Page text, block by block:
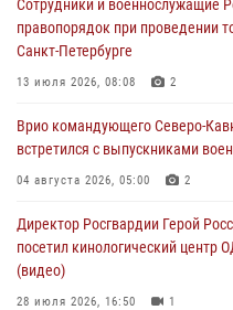
09 августа 2026, 05:00
В регионах Урала бойцам
тиражи газет
Всероссийская ведомственная
проходит в Сибири
Сотрудники и военнослужащие
правопорядок при проведении
Санкт-Петербурге
13 июля 2026, 08:08 2
Врио командующего Северо-
встретился с выпускниками
04 августа 2026, 05:00 2
Директор Росгвардии Герой
посетил кинологический
(видео)
28 июля 2026, 16:50 1